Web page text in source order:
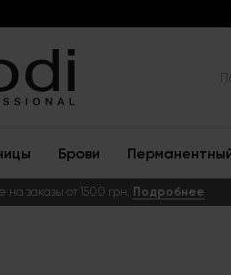
Брови
заказы от 1500 грн. Подробнее